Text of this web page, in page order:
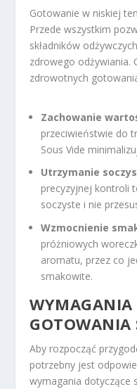
Gotowanie w niskiej
Przede wszystkim
składników
zdrowego odżywiania.
zdrowotnych
Zachowanie
przeciwieństwie do
Sous Vide
Utrzymanie
precyzyjnej kontroli
soczyste i nie
Wzmocnienie
próżniowych
aromatu, przez co
smakowite.
WYMAGANIA
GOTOWANIA
Aby rozpocząć
potrzebny jest
wymagania dotyczące